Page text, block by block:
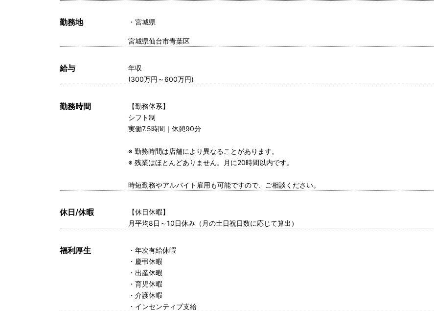
勤務地 宮城県
宮城県仙台市青葉区
給与
年収
(300万円～600万円)
勤務時間
【勤務体系】
シフト制
実働7.5時間｜休憩90分
※ 勤務時間は店舗により異なることがあります。
※ 残業はほとんどありません。月に20時間以内です。
時短勤務やアルバイト雇用も可能ですので、ご相談ください。
休日/休暇
【休日休暇】
月平均8日～10日休み（月の土日祝日数に応じて算出）
福利厚生
・年次有給休暇
・慶弔休暇
・出産休暇
・育児休暇
・介護休暇
・インセンティブ支給